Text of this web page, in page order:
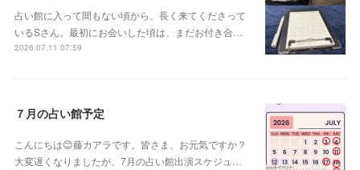
占い館に入って間もない頃から、長く来てくださって
いるSさん。最初にお会いした頃は、まだお付き合…
2026.07.11 07:59
７月の占い館予定
こんにちは😊藤カアラです。皆さま、お元気ですか？
大変遅くなりましたが、7月の占い館出演スケジュ…